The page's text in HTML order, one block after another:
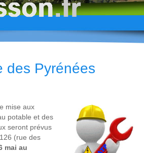
des Pyrénées
mise aux
potable et des
seront prévus
(rue des
mai au